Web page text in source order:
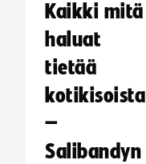
Kaikki mitä
haluat
tietää
kotikisoista
–
Salibandyn